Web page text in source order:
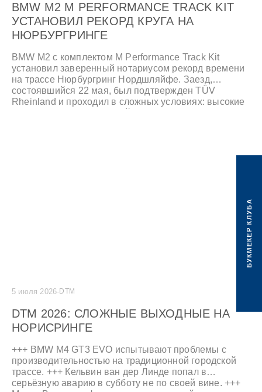
БУКМЕКЕР КЛУБА
BMW M2 M PERFORMANCE TRACK KIT
УСТАНОВИЛ РЕКОРД КРУГА НА
НЮРБУРГРИНГЕ
BMW M2 с комплектом M Performance Track Kit
установил заверенный нотариусом рекорд времени
на трассе Нюрбургринг Нордшляйфе. Заезд,
состоявшийся 22 мая, был подтвержден TÜV
Rheinland и проходил в сложных условиях: высокие
5 июля 2026·DTM
DTM 2026: СЛОЖНЫЕ ВЫХОДНЫЕ НА
НОРИСРИНГЕ
+++ BMW M4 GT3 EVO испытывают проблемы с
производительностью на традиционной городской
трассе. +++ Кельвин ван дер Линде попал в
серьёзную аварию в субботу не по своей вине. +++